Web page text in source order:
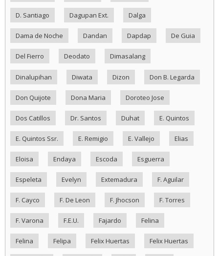
D. Santiago Dagupan Ext. Dalga
Dama de Noche Dandan Dapdap De Guia
Del Fierro Deodato Dimasalang
Dinalupihan Diwata Dizon Don B. Legarda
Don Quijote Dona Maria Doroteo Jose
Dos Catillos Dr. Santos Duhat E. Quintos
E. Quintos Ssr. E. Remigio E. Vallejo Elias
Eloisa Endaya Escoda Esguerra
Espeleta Evelyn Extemadura F. Aguilar
F. Cayco F. De Leon F. Jhocson F. Torres
F. Varona F.E.U. Fajardo Felina
Felina Felipa Felix Huertas Felix Huertas